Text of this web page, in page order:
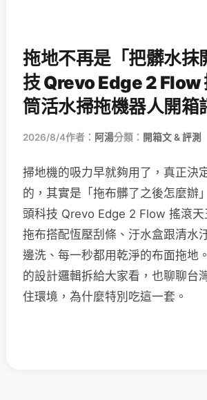
拖地不再是「把髒水抹
技 Qrevo Edge 2 Flow
筒活水掃拖機器人開箱
2026/8/4作者： 阿湯分類： 開箱文 & 評測
掃地機的吸力早就夠用了，真正決
的，其實是「拖布髒了之後怎麼辦
頭科技 Qrevo Edge 2 Flow 搖滾
拖布搭配恆壓刮條、汙水盒跟清水
邊洗、每一秒都用乾淨的布面拖地
的設計邏輯拆給大家看，也聊聊台
住環境，為什麼特別吃這一套。